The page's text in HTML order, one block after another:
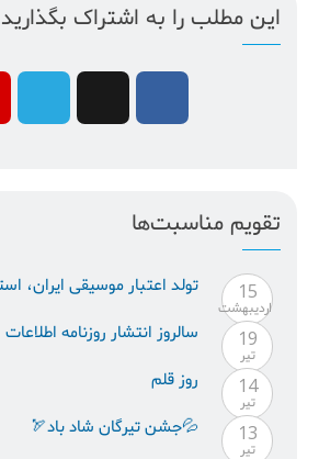
این مطلب را به اشتراک
تقویم مناسبت‌ها
15
ارديبهشت
تولد اعتبار موسيقى ايران،
19
تیر
سالروز انتشار روزنامه اطلاعات
14
تیر
روز قلم
13
تیر
💦جشن تیرگان شاد باد🏹